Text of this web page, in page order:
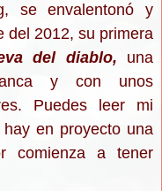
se envalentonó y
del 2012, su primera
del diablo, una
y con unos
Puedes leer mi
en proyecto una
comienza a tener